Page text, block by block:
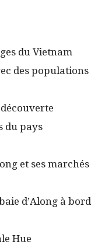
du Vietnam
des populations
du pays
et ses marchés
d’Along à bord
Hue